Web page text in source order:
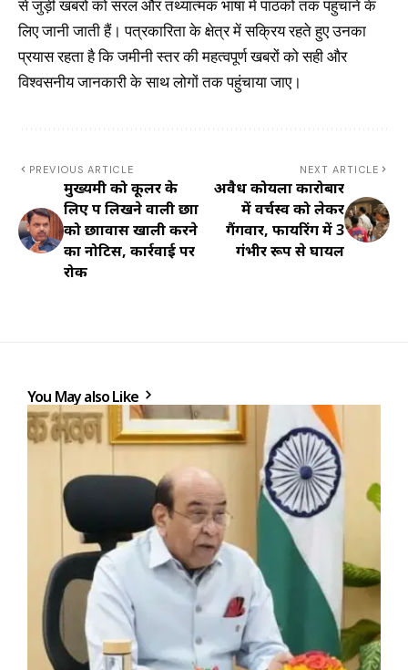
से जुड़ी खबरों को सरल और तथ्यात्मक भाषा में पाठकों तक पहुंचाने के
लिए जानी जाती हैं। पत्रकारिता के क्षेत्र में सक्रिय रहते हुए उनका
प्रयास रहता है कि जमीनी स्तर की महत्वपूर्ण खबरों को सही और
विश्वसनीय जानकारी के साथ लोगों तक पहुंचाया जाए।
PREVIOUS ARTICLE
मुख्यमंत्री को कूलर के
लिए पत्र लिखने वाली छात्रा
को छात्रावास खाली करने
का नोटिस, कार्रवाई पर
रोक
NEXT ARTICLE
अवैध कोयला कारोबार
में वर्चस्व को लेकर
गैंगवार, फायरिंग में 3
गंभीर रूप से घायल
You May also Like